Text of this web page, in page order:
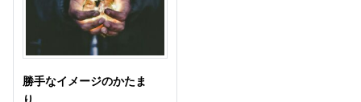
勝手なイメージのかたま